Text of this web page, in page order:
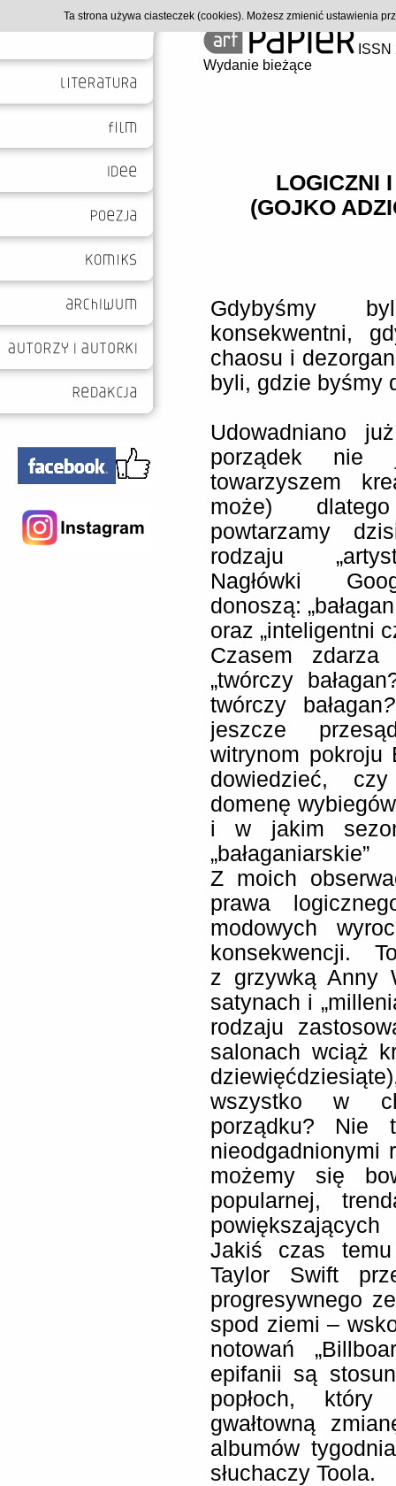
Wydanie bieżące
LOGICZNI
(GOJKO
Gdybyśmy
konsekwentni,
chaosu i
byli, gdzie byśmy
Udowadniano
porządek nie
towarzyszem
może)
powtarzamy
rodzaju
Nagłówki
donoszą:
oraz „inteligentni
Czasem
„twórczy
twórczy bałagan?
jeszcze
witrynom
dowiedzieć,
domenę
i w jakim
Z moich
prawa
modowych
konsekwencji.
z grzywką Anny
satynach i
rodzaju
salonach wciąż
wszystko w
porządku? Nie
nieodgadnionymi
możemy się
popularnej,
Jakiś czas temu
Taylor Swift
progresywnego
spod ziemi –
notowań
epifanii są
popłoch, który
gwałtowną
albumów
słuchaczy Toola.
Ta strona używa ciasteczek (cookies). Możesz zmienić ustawienia